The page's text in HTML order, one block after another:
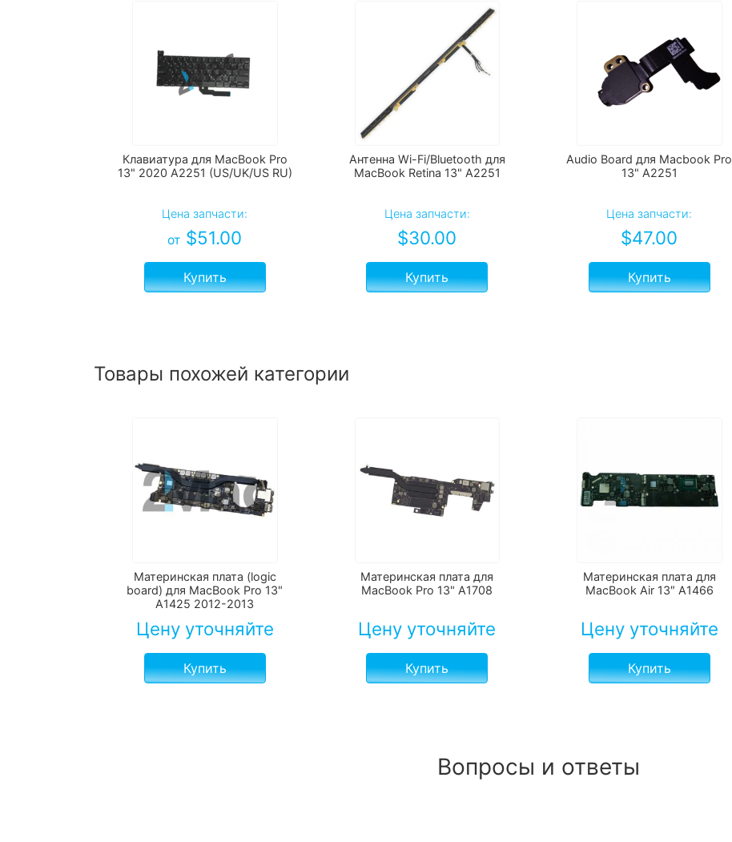
Клавиатура для MacBook Pro
13" 2020 А2251 (US/UK/US RU)
Цена запчасти:
от $51.00
Купить
Антенна Wi-Fi/Bluetooth для
MacBook Retina 13" A2251
Цена запчасти:
$30.00
Купить
Audio Board для Macbook Pro
13" A2251
Цена запчасти:
$47.00
Купить
Товары похожей категории
Материнская плата (logic
board) для MacBook Pro 13"
A1425 2012-2013
Цену уточняйте
Купить
Материнская плата для
MacBook Pro 13" A1708
Цену уточняйте
Купить
Материнская плата для
MacBook Air 13″ A1466
Цену уточняйте
Купить
Вопросы и ответы